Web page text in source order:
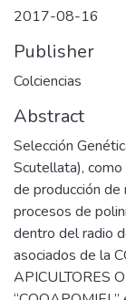
2017-08-16
Publisher
Colciencias
Abstract
Selección
Scutellata),
de producción
procesos de
dentro del radio
asociados de la
APICULTORES